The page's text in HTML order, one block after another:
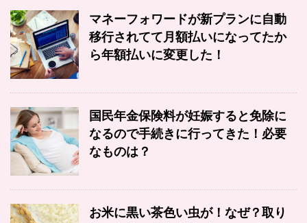
マネーフォワードが新プランに自動
移行されてて月額払いになってたか
ら年額払いに変更した！
国民年金保険料が妊娠すると免除に
なるので手続きに行ってきた！必要
なものは？
お米に黒い茶色い虫が！なぜ？取り